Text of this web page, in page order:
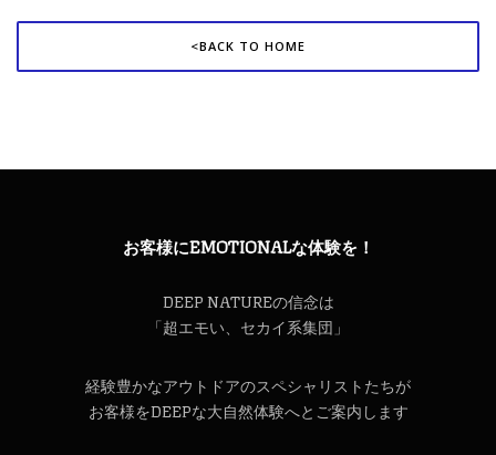
<BACK TO HOME
お客様にEMOTIONALな体験を！
DEEP NATUREの信念は
「超エモい、セカイ系集団」
経験豊かなアウトドアのスペシャリストたちが
お客様をDEEPな大自然体験へとご案内します